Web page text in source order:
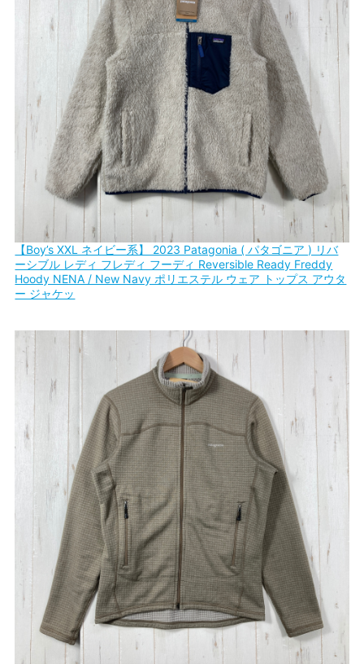
【Boy’s XXL ネイビー系】 2023 Patagonia ( パタゴニア ) リバ
ーシブル レディ フレディ フーディ Reversible Ready Freddy
Hoody NENA / New Navy ポリエステル ウェア トップス アウタ
ー ジャケッ